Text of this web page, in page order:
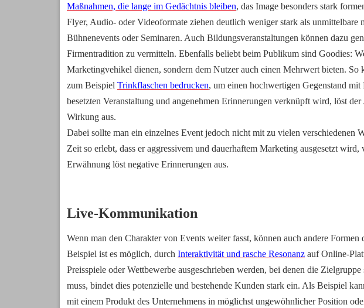
Maßnahmen, die lange im Gedächtnis bleiben, das Image besonders stark
Flyer, Audio- oder Videoformate ziehen deutlich weniger stark als
Bühnenevents oder Seminaren. Auch Bildungsveranstaltungen können dazu
Firmentradition zu vermitteln. Ebenfalls beliebt beim Publikum sind Goodies:
Marketingvehikel dienen, sondern dem Nutzer auch einen Mehrwert bieten.
zum Beispiel Trinkflaschen bedrucken, um einen hochwertigen Gegenstand
besetzten Veranstaltung und angenehmen Erinnerungen verknüpft wird, löst
Wirkung aus.
Dabei sollte man ein einzelnes Event jedoch nicht mit zu vielen verschiedenen
Zeit so erlebt, dass er aggressivem und dauerhaftem Marketing ausgesetzt
Erwähnung löst negative Erinnerungen aus.
Live-Kommunikation
Wenn man den Charakter von Events weiter fasst, können auch andere
Beispiel ist es möglich, durch Interaktivität und rasche Resonanz auf Online-
Preisspiele oder Wettbewerbe ausgeschrieben werden, bei denen die
muss, bindet dies potenzielle und bestehende Kunden stark ein. Als Beispiel
mit einem Produkt des Unternehmens in möglichst ungewöhnlicher Position